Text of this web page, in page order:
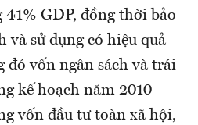
GDP, đồng thời bảo
và sử dụng có hiệu quả
đó vốn ngân sách và trái
kế hoạch năm 2010
vốn đầu tư toàn xã hội,